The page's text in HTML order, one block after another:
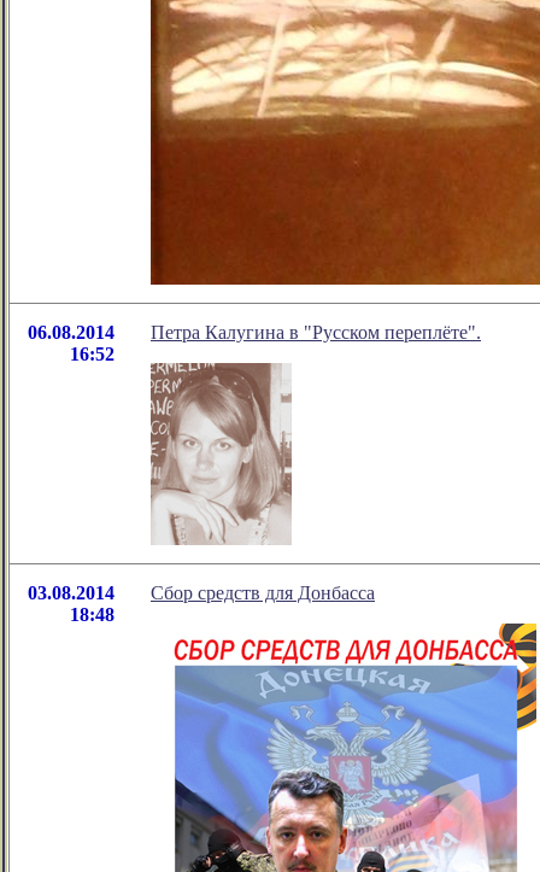
06.08.2014
16:52
Петра Калугина в "Русском переплёте".
03.08.2014
18:48
Cбор средств для Донбасса